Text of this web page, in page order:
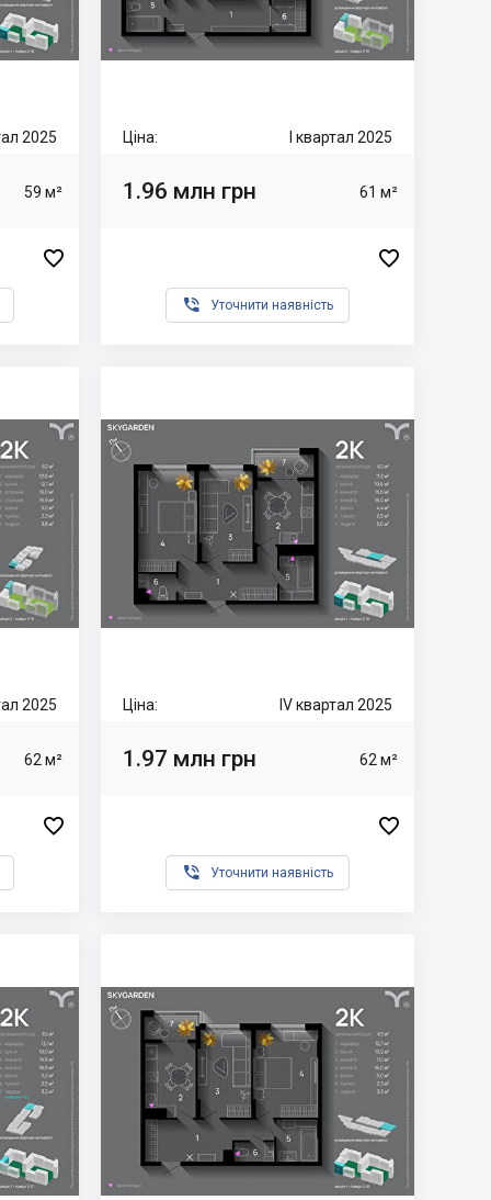
2025
59 м²

Ціна: I квартал 2025
1.96 млн грн 61 м²

 Уточнити наявність
2025
62 м²

Ціна: IV квартал 2025
1.97 млн грн 62 м²

 Уточнити наявність